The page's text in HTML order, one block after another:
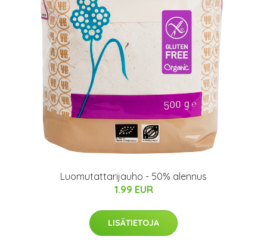
Luomutattarijauho - 50% alennus
1.99 EUR
LISÄTIETOJA